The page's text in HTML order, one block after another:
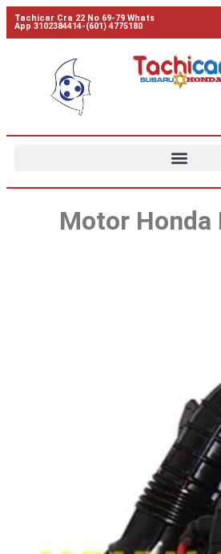
Tachicar Cra 22 No 69-79 Whats
App 3102384414-(601) 4775180
Motor Honda